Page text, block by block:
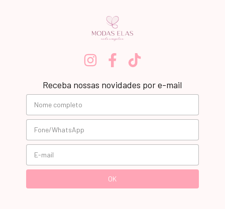
Receba nossas novidades por e-mail